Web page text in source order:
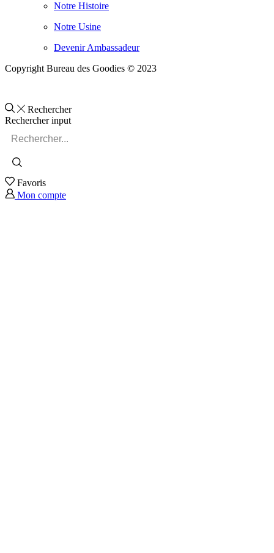
Notre Histoire
Notre Usine
Devenir Ambassadeur
Copyright Bureau des Goodies © 2023
Rechercher
Rechercher input
Favoris
Mon compte